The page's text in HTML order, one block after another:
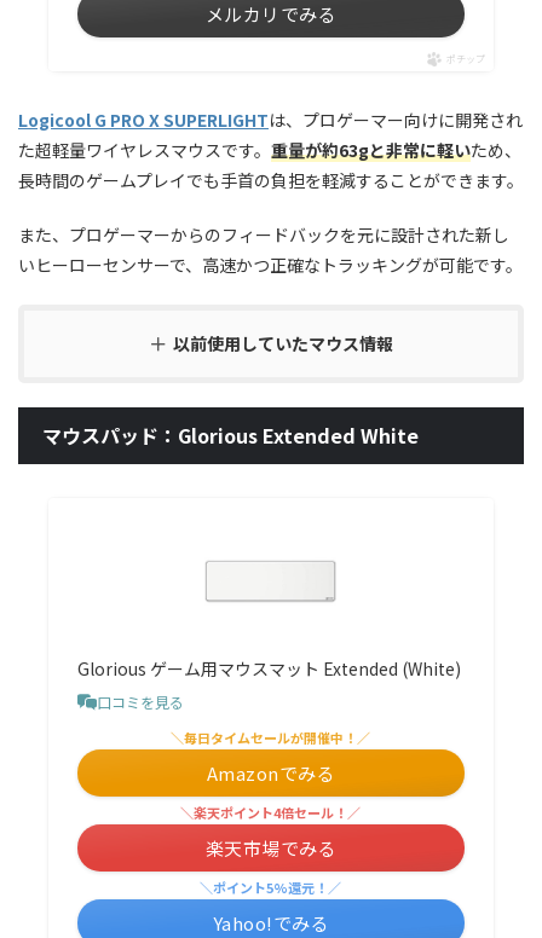
メルカリでみる
ポチップ
Logicool G PRO X SUPERLIGHTは、プロゲーマー向けに開発され
た超軽量ワイヤレスマウスです。 重量が約63gと非常に軽いため、
長時間のゲームプレイでも手首の負担を軽減することができます。
また、プロゲーマーからのフィードバックを元に設計された新し
いヒーローセンサーで、高速かつ正確なトラッキングが可能です。
以前使用していたマウス情報
マウスパッド：Glorious Extended White
Glorious ゲーム用マウスマット Extended (White)
口コミを見る
＼毎日タイムセールが開催中！／
Amazonでみる
＼楽天ポイント4倍セール！／
楽天市場でみる
＼ポイント5%還元！／
Yahoo!でみる